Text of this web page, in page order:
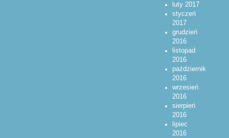
luty 2017
styczeń
2017
grudzień
2016
listopad
2016
październik
2016
wrzesień
2016
sierpień
2016
lipiec
2016